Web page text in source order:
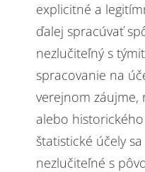
explicitné a
ďalej spracúvať
nezlučiteľný s
spracovanie na
verejnom záujme,
alebo
štatistické účely
nezlučiteľné s